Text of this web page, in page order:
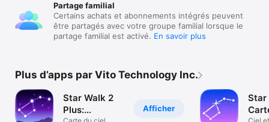
Partage familial
Certains achats et abonnements intégrés peuvent
être partagés avec votre groupe familial lorsque le
partage familial est activé. En savoir plus
Plus d’apps par Vito Technology Inc.
Afficher
Star Walk 2
Plus:
Star